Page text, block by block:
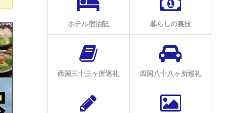
ホテル宿泊記 暮らしの裏技
西国三十三ヶ所巡礼 四国八十八ヶ所巡礼